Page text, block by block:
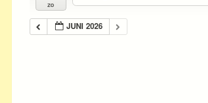
zo
JUNI 2026